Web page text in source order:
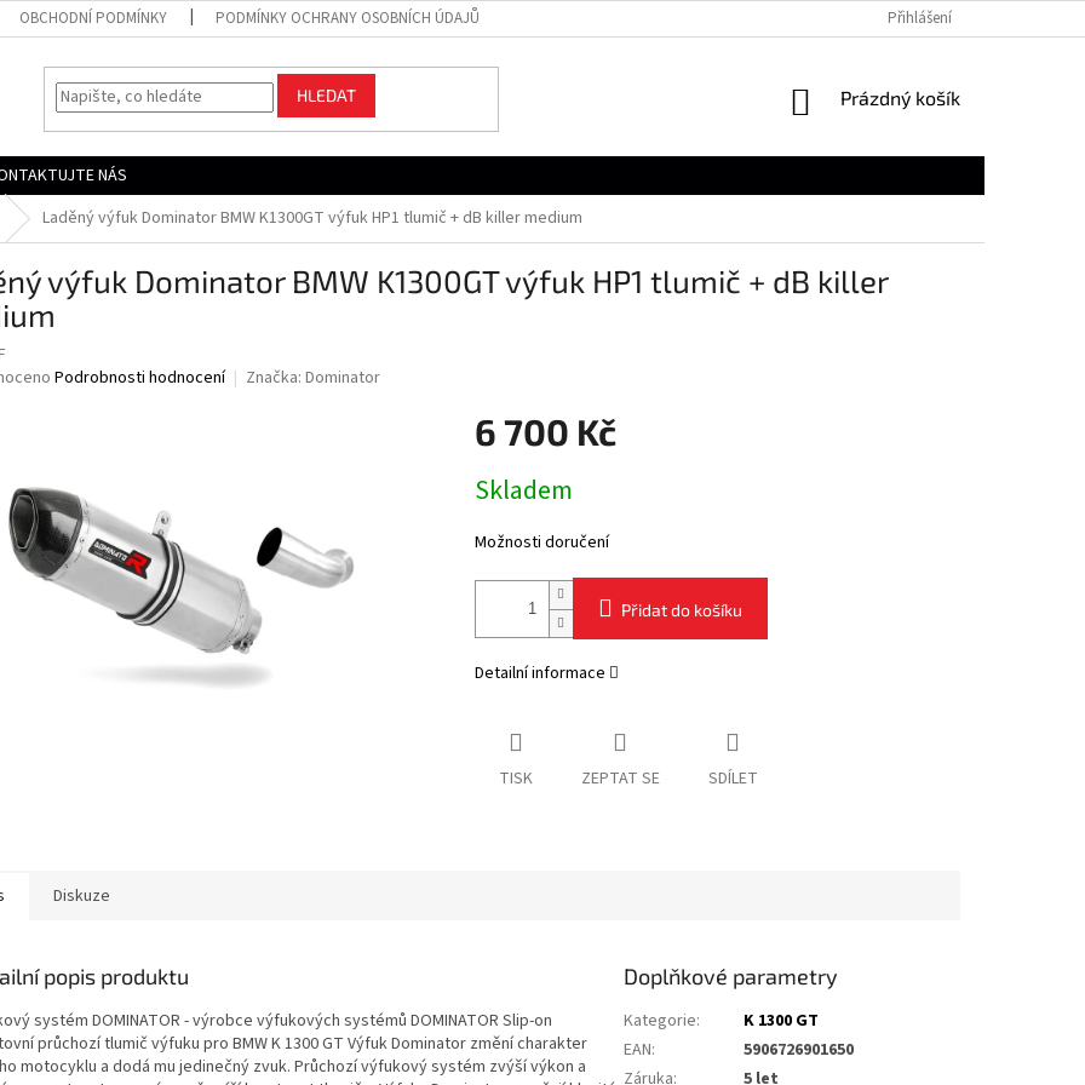
OBCHODNÍ PODMÍNKY PODMÍNKY OCHRANY OSOBNÍCH ÚDAJŮ Přihlášení
HLEDAT
NÁKUPNÍ
Prázdný košík
NÁS
Laděný výfuk Dominator BMW K1300GT výfuk HP1 tlumič + dB killer medium
výfuk Dominator BMW K1300GT výfuk HP1 tlumič + dB killer
Podrobnosti hodnocení Značka: Dominator
6 700 Kč
cena:
Skladem
Možnosti doručení
Přidat do košíku
Detailní informace
TISK ZEPTAT SE SDÍLET
Diskuze
popis produktu
systém DOMINATOR - výrobce výfukových systémů DOMINATOR Slip-on
průchozí tlumič výfuku pro BMW K 1300 GT Výfuk Dominator změní charakter
motocyklu a dodá mu jedinečný zvuk. Průchozí výfukový systém zvýší výkon a
Doplňkové parametry
Kategorie:
K 1300 GT
EAN:
5906726901650
Záruka:
5 let